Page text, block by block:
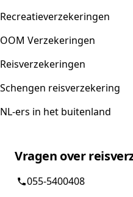
Recreatieverzekeringen
OOM Verzekeringen
Reisverzekeringen
Schengen reisverzekering
NL-ers in het buitenland
Vragen over
055-5400408